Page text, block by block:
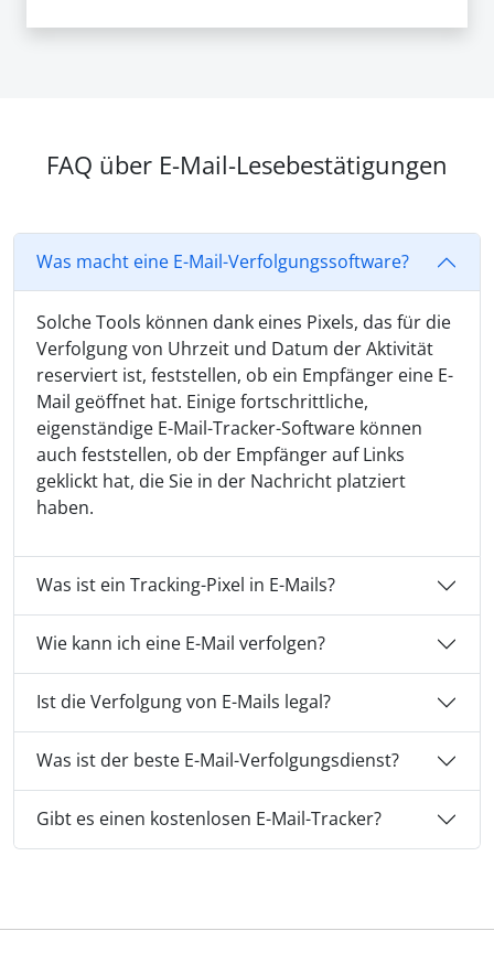
FAQ über E-Mail-Lesebestätigungen
Was macht eine E-Mail-Verfolgungssoftware?
Solche Tools können dank eines Pixels, das für die
Verfolgung von Uhrzeit und Datum der Aktivität
reserviert ist, feststellen, ob ein Empfänger eine E-
Mail geöffnet hat. Einige fortschrittliche,
eigenständige E-Mail-Tracker-Software können
auch feststellen, ob der Empfänger auf Links
geklickt hat, die Sie in der Nachricht platziert
haben.
Was ist ein Tracking-Pixel in E-Mails?
Wie kann ich eine E-Mail verfolgen?
Ist die Verfolgung von E-Mails legal?
Was ist der beste E-Mail-Verfolgungsdienst?
Gibt es einen kostenlosen E-Mail-Tracker?